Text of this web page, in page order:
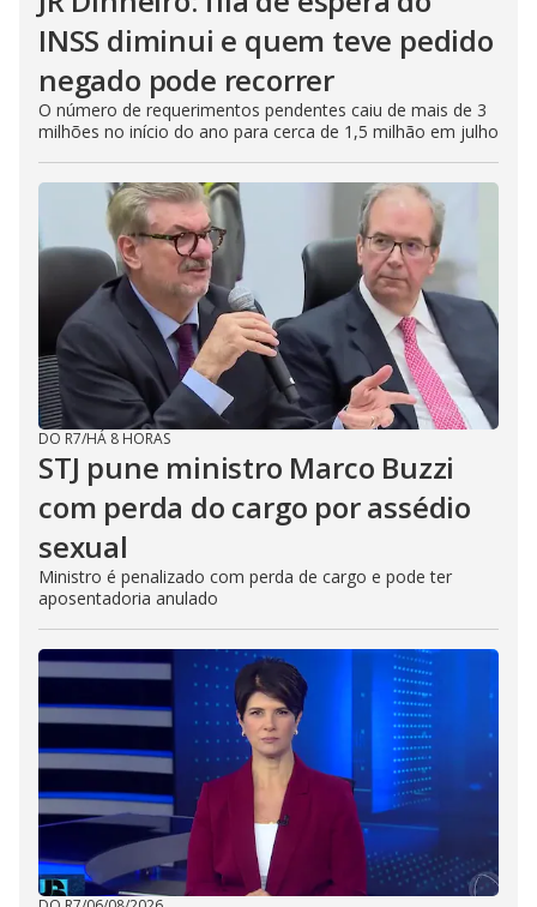
INSS diminui e quem teve pedido
negado pode recorrer
O número de requerimentos pendentes caiu de mais de 3
milhões no início do ano para cerca de 1,5 milhão em julho
DO R7/HÁ 8 HORAS
STJ pune ministro Marco Buzzi
com perda do cargo por assédio
sexual
Ministro é penalizado com perda de cargo e pode ter
aposentadoria anulado